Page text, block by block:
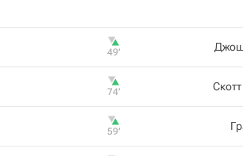
49‎’‎
74‎’‎
59‎’‎